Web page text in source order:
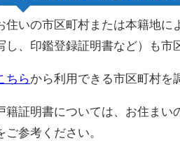
住いの市区町村または本籍地
し、印鑑登録証明書など）も市
ちらから利用できる市区町村を
籍証明書については、お住ま
ご参考ください。